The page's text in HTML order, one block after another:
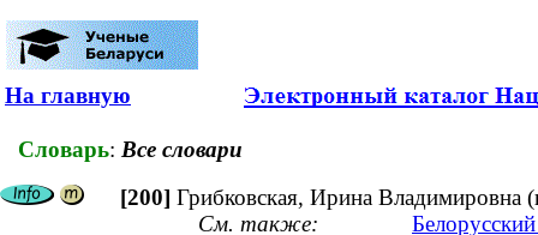
На главную
Словарь: Все словари
[200] Грибковская, Ирина Владимировна
См. также: